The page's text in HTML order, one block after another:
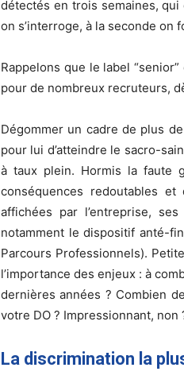
détectés en trois semaines, qui
on s’interroge, à la seconde
Rappelons que le label
pour de nombreux recruteurs,
Dégommer un cadre de plus
pour lui d’atteindre le sacro-
à taux plein. Hormis la faute
conséquences redoutables
affichées par l’entreprise,
notamment le dispositif anté-
Parcours Professionnels).
l’importance des enjeux : à
dernières années ? Combien
votre DO ? Impressionnant, non
La discrimination la